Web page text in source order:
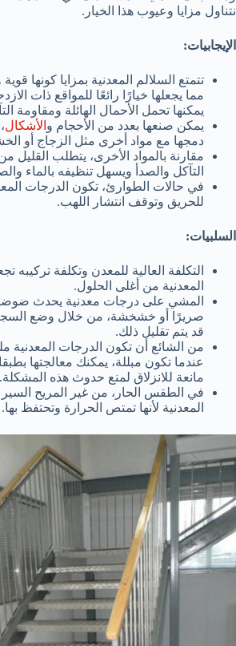
نتناول مزايا وعيوب هذا الخيار.
الإيجابيات:
تتمتع السلالم المعدنية بمزايا كونها
مما يجعلها خيارًا رائعًا للمواقع ذات
يمكنها تحمل الأحمال الهائلة ومقاومة
يمكن صنعها بعدد من الأحجام و الأشكال
دمجها مع مواد أخرى مثل الزجاج أو
مقارنة بالمواد الأخرى، يتطلب القليل
التآكل والصدأ ويسهل تنظيفه بالماء
في حالات الطوارئ، تكون الدرجات
للحريق وتوقف انتشار اللهب.
السلبيات:
التكلفة العالية للمعدن وتكلفة تركيبه
المعدنية من أغلى الحلول.
المشي على درجات معدنية يحدث
صريرًا أو خشخشة، من خلال وضع
قد يتم تقليل ذلك.
من الشائع أن تكون الدرجات المعدنية
عندما تكون مبللة، يمكنك معالجتها
مانعة للانزلاق لمنع حدوث هذه المشكلة.
في الطقس الحار، من غير المريح
المعدنية لأنها تمتص الحرارة وتحتفظ بها.